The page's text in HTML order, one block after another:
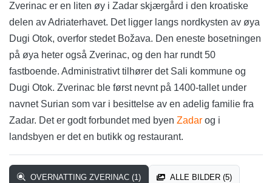
Zverinac er en liten øy i Zadar skjærgård i den kroatiske
delen av Adriaterhavet. Det ligger langs nordkysten av øya
Dugi Otok, overfor stedet Božava. Den eneste bosetningen
på øya heter også Zverinac, og den har rundt 50
fastboende. Administrativt tilhører det Sali kommune og
Dugi Otok. Zverinac ble først nevnt på 1400-tallet under
navnet Surian som var i besittelse av en adelig familie fra
Zadar. Det er godt forbundet med byen Zadar og i
landsbyen er det en butikk og restaurant.
OVERNATTING ZVERINAC (1) ALLE BILDER (5)